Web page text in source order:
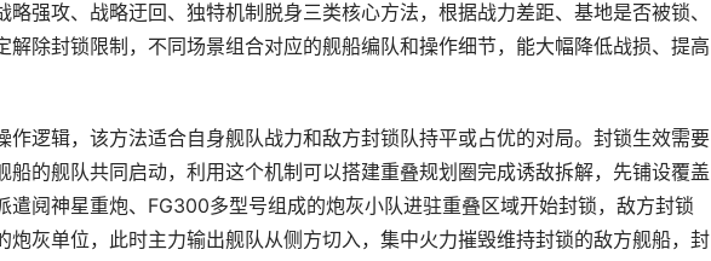
强攻、战略迂回、独特机制脱身三类核心方法，根据战力差距、基地是否被锁、
解除封锁限制，不同场景组合对应的舰船编队和操作细节，能大幅降低战损、提高
作逻辑，该方法适合自身舰队战力和敌方封锁队持平或占优的对局。封锁生效需要
船的舰队共同启动，利用这个机制可以搭建重叠规划圈完成诱敌拆解，先铺设覆盖
遣阋神星重炮、FG300多型号组成的炮灰小队进驻重叠区域开始封锁，敌方封锁
炮灰单位，此时主力输出舰队从侧方切入，集中火力摧毁维持封锁的敌方舰船，封